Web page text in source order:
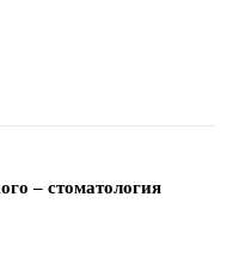
– стоматология